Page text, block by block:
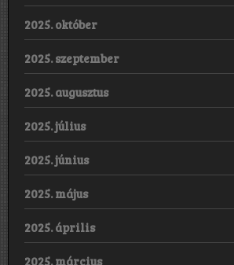
2025. október
2025. szeptember
2025. augusztus
2025. július
2025. június
2025. május
2025. április
2025. március